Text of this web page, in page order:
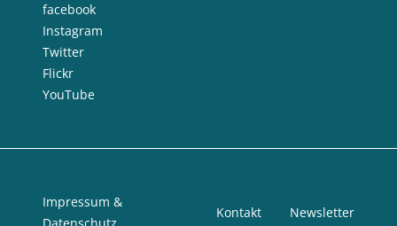
facebook
Instagram
Twitter
Flickr
YouTube
Impressum &
Kontakt Newsletter